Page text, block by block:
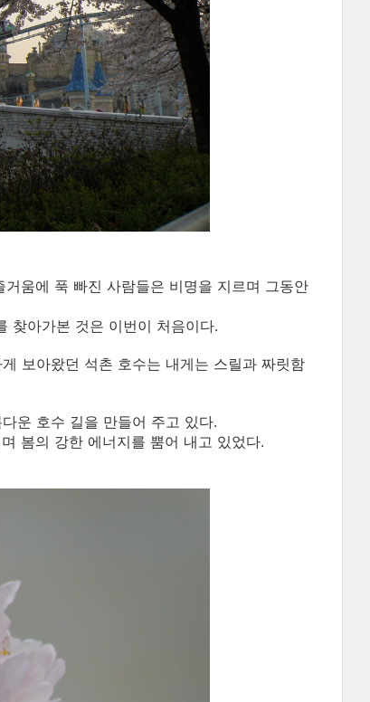
움에 푹 빠진 사람들은 비명을 지르며 그동안
찾아가본 것은 이번이 처음이다.
보아왔던 석촌 호수는 내게는 스릴과 짜릿함
운 호수 길을 만들어 주고 있다.
봄의 강한 에너지를 뿜어 내고 있었다.